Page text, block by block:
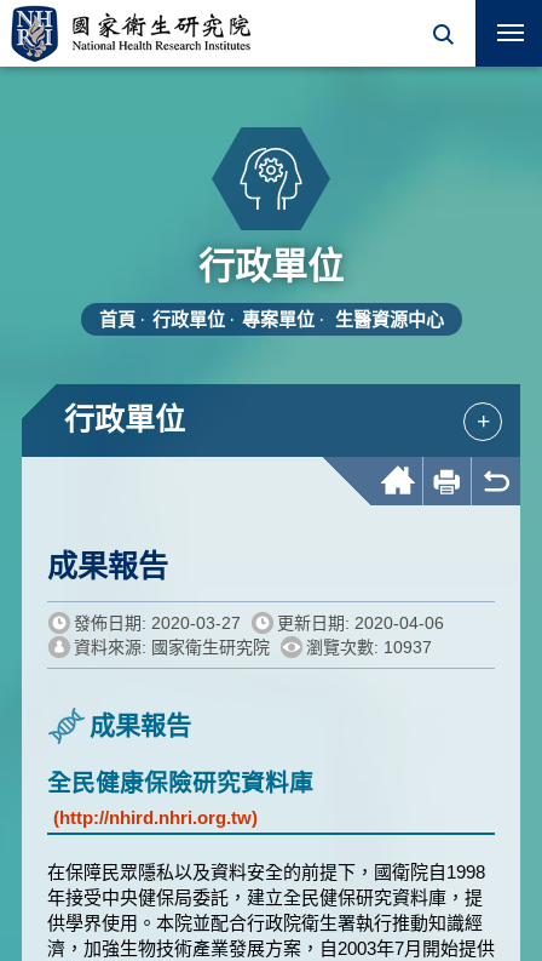
行政單位
首頁 行政單位 專案單位 生醫資源中心
行政單位 +
友善列印
成果報告
發佈日期: 2020-03-27
更新日期: 2020-04-06
資料來源: 國家衛生研究院
瀏覽次數: 10937
成果報告
全民健康保險研究資料庫
(http://nhird.nhri.org.tw)
在保障民眾隱私以及資料安全的前提下，國衛院自1998
年接受中央健保局委託，建立全民健保研究資料庫，提
供學界使用。本院並配合行政院衛生署執行推動知識經
濟，加強生物技術產業發展方案，自2003年7月開始提供